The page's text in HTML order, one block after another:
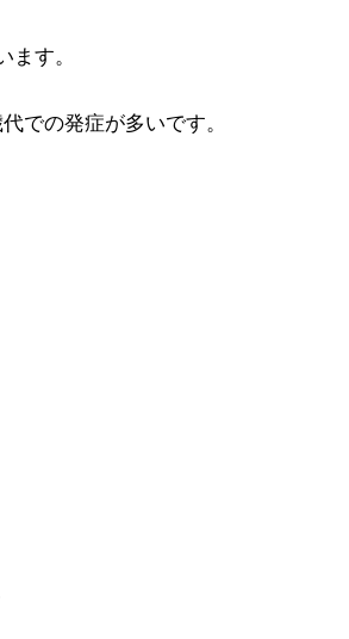
ます。
での発症が多いです。